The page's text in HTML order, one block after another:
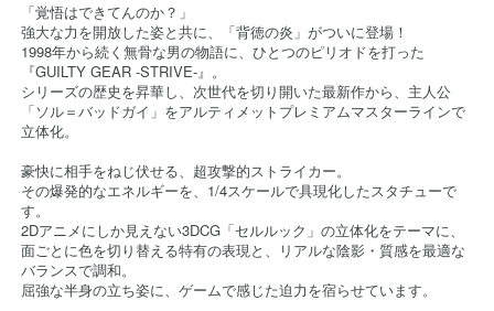
「覚悟はできてんのか？」
強大な力を開放した姿と共に、「背徳の炎」がついに登場！
1998年から続く無骨な男の物語に、ひとつのピリオドを打った
『GUILTY GEAR -STRIVE-』。
シリーズの歴史を昇華し、次世代を切り開いた最新作から、主人公
「ソル＝バッドガイ」をアルティメットプレミアムマスターラインで
立体化。
豪快に相手をねじ伏せる、超攻撃的ストライカー。
その爆発的なエネルギーを、1/4スケールで具現化したスタチューで
す。
2Dアニメにしか見えない3DCG「セルルック」の立体化をテーマに、
面ごとに色を切り替える特有の表現と、リアルな陰影・質感を最適な
バランスで調和。
屈強な半身の立ち姿に、ゲームで感じた迫力を宿らせています。